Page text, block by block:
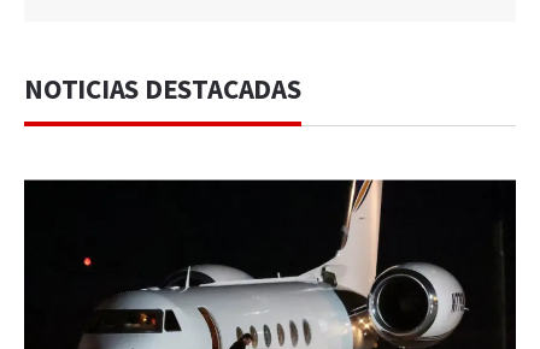
NOTICIAS DESTACADAS